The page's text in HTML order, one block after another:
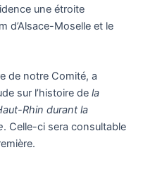
une étroite
d’Alsace-Moselle et le
de notre Comité, a
sur l’histoire de la
Rhin durant la
. Celle-ci sera consultable